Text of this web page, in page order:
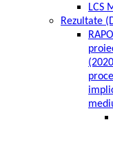
LCS
Rezultate